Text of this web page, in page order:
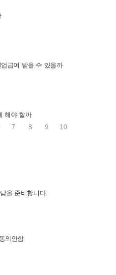
급여 받을 수 있을까
해야 할까
7 8 9 10
을 준비합니다.
동의안함